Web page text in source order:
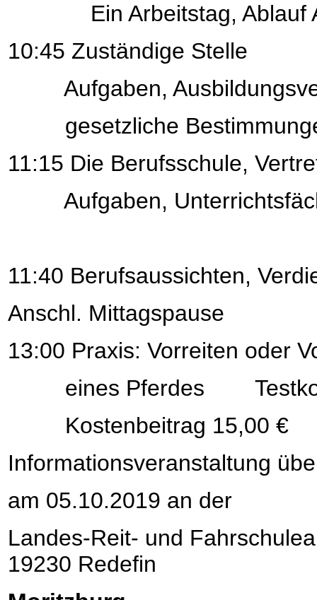
Ein Arbeitstag, Ablauf
10:45 Zuständige Stelle
Aufgaben,
gesetzliche
11:15 Die Berufsschule,
Aufgaben,
11:40 Berufsaussichten,
Anschl. Mittagspause
13:00 Praxis: Vorreiten oder
eines Pferdes
Kostenbeitrag 15,00 €
Informationsveranstaltung
am 05.10.2019 an der
Landes-Reit- und
19230 Redefin